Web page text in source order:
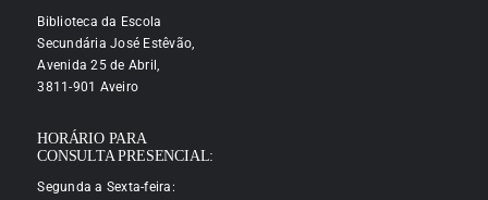
Biblioteca da Escola
Secundária José Estêvão,
Avenida 25 de Abril,
3811-901 Aveiro
HORÁRIO PARA
CONSULTA PRESENCIAL:
Segunda a Sexta-feira: